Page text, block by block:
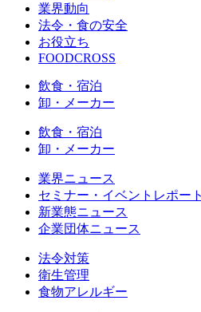
業界動向
法令・食の安全
お役立ち
FOODCROSS
飲食・宿泊
卸・メーカー
飲食・宿泊
卸・メーカー
業界ニュース
セミナー・イベントレポート
新業態ニュース
企業団体ニュース
法令対策
衛生管理
食物アレルギー